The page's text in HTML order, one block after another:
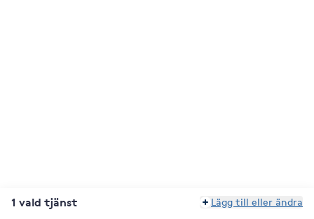
1 vald tjänst Lägg till eller ändra